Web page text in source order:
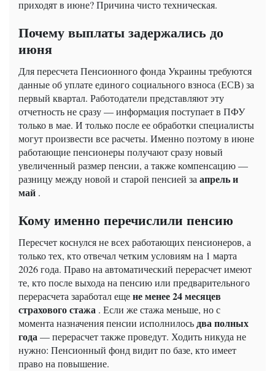
приходят в июне? Причина чисто техническая.
Почему выплаты задержались до
июня
Для пересчета Пенсионного фонда Украины требуются
данные об уплате единого социального взноса (ЕСВ) за
первый квартал. Работодатели представляют эту
отчетность не сразу — информация поступает в ПФУ
только в мае. И только после ее обработки специалисты
могут произвести все расчеты. Именно поэтому в июне
работающие пенсионеры получают сразу новый
увеличенный размер пенсии, а также компенсацию —
разницу между новой и старой пенсией заапрель и
май .
Кому именно перечислили пенсию
Пересчет коснулся не всех работающих пенсионеров, а
только тех, кто отвечал четким условиям на 1 марта
2026 года. Право на автоматический перерасчет имеют
те, кто после выхода на пенсию или предварительного
перерасчета заработал ещене менее 24 месяцев
страхового стажа . Если же стажа меньше, но с
момента назначения пенсии исполнилосьдва полных
года— перерасчет также проведут. Ходить никуда не
нужно: Пенсионный фонд видит по базе, кто имеет
право на повышение.